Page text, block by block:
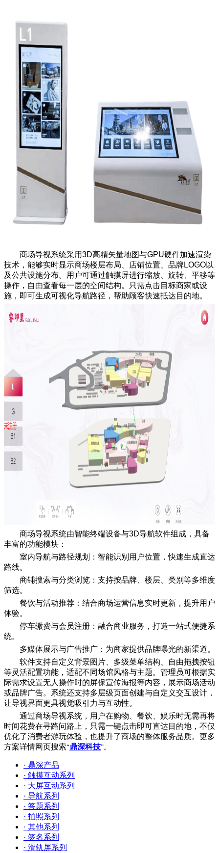
商场导视系统采用3D高精矢量地图与GPU硬件加速渲染
技术，能够实时显示商场楼层布局、店铺位置、品牌LOGO以
及公共设施分布。用户可通过触摸屏进行缩放、旋转、平移等
操作，自由查看每一层的空间结构。只需点击目标商家或设
施，即可生成可视化导航路径，帮助顾客快速抵达目的地。
商场导视系统由智能终端设备与3D导航软件组成，具备
丰富的功能模块：
室内导航与路径规划：智能识别用户位置，快速生成直达
路线。
商铺搜索与分类浏览：支持按品牌、楼层、类别等多维度
筛选。
餐饮与活动推荐：结合商场运营信息实时更新，提升用户
体验。
停车缴费与会员注册：融合商业服务，打造一站式便捷系
统。
多媒体展示与广告推广：为商家提供品牌曝光的新渠道。
软件支持自定义背景图片、多级菜单结构、自由拖拽按钮
等灵活配置功能，适配不同场馆风格与主题。管理员可根据实
际需求设置无人操作时的屏保宣传海报等内容，展示商场活动
或品牌广告。系统还支持多层级页面创建与自定义交互设计，
让导视界面更具视觉吸引力与互动性。
通过商场导视系统，用户在购物、餐饮、娱乐时无需再将
时间花费在寻路问路上，只需一键点击即可直达目的地，不仅
优化了消费者游玩体验，也提升了商场的整体服务品质。更多
方案详情网页搜索“鼎深科技”。
· 鼎深产品
· 触摸互动系列
· 大屏互动系列
· 导航系列
· 答题系列
· 拍照系列
· 其他系列
· 签名系列
· 滑轨屏系列